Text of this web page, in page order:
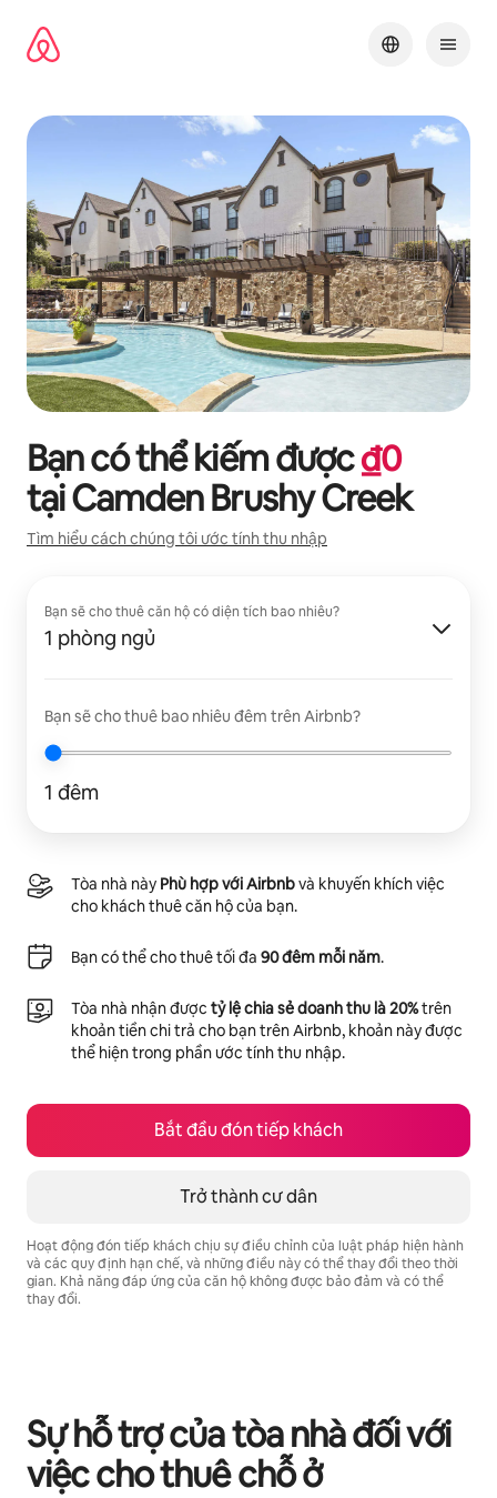
Bạn có thể kiếm được₫0
tạiCamden Brushy Creek
Tìm hiểu cách chúng tôi ước tính thu nhập
Bạn sẽ cho thuê căn hộ có diện tích bao nhiêu?
1 phòng ngủ
Bạn sẽ cho thuê bao nhiêu đêm trên Airbnb?
1 đêm
Tòa nhà này Phù hợp với Airbnbvà khuyến khích việc
cho khách thuê căn hộ của bạn.
Bạn có thể cho thuê tối đa 90 đêm mỗi năm.
Tòa nhà nhận được tỷ lệ chia sẻ doanh thu là 20%trên
khoản tiền chi trả cho bạn trên Airbnb, khoản này được
thể hiện trong phần ước tính thu nhập.
Bắt đầu đón tiếp khách
Trở thành cư dân
Hoạt động đón tiếp khách chịu sự điều chỉnh của luật pháp hiện hành
và các quy định hạn chế, và những điều này có thể thay đổi theo thời
gian. Khả năng đáp ứng của căn hộ không được bảo đảm và có thể
thay đổi.
Sự hỗ trợ của tòa nhà đối với
việc cho thuê chỗ ở